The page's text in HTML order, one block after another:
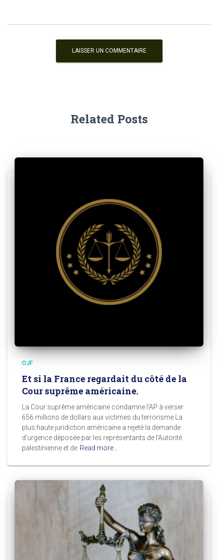
Related Posts
OJF
Et si la France regardait du côté de la
Cour suprême américaine.
La Cour suprême américaine condamne l’AP à verser
656 millions de dollars aux victimes du terrorisme La
plus haute juridiction américaine a rejeté la demande
d’urgence déposée par les représentants de l’Autorité
palestinienne et de Read more…